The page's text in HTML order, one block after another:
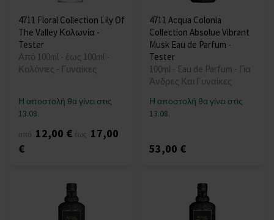
4711 Floral Collection Lily Of
The Valley Κολωνία -
Tester
Από 100ml - έως 100ml -
Κολόνιες - Γυναίκες
Η αποστολή θα γίνει στις
13.08.
από 12,00 € έως 17,00
€
4711 Acqua Colonia
Collection Absolue Vibrant
Musk Eau de Parfum -
Tester
100ml - Eau de Parfum - Για
Άνδρες Και Γυναίκες
Η αποστολή θα γίνει στις
13.08.
53,00 €